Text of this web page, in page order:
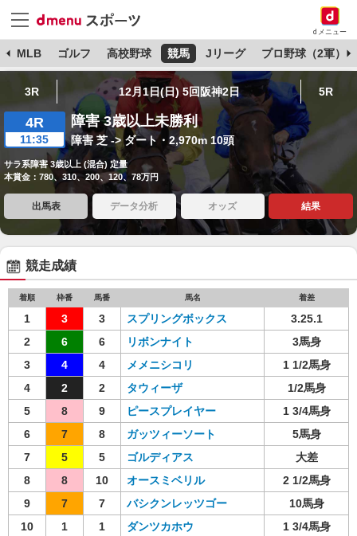
dメニュー
MLB ゴルフ 高校野球 競馬 Jリーグ プロ野球（2軍）
3R 12月1日(日) 5回阪神2日 5R
4R
11:35
障害 3歳以上未勝利
障害 芝 -> ダート・2,970m 10頭
サラ系障害 3歳以上 (混合) 定量
本賞金：780、310、200、120、78万円
出馬表 データ分析 オッズ 結果
競走成績
着順 枠番 馬番 馬名 着差
1 3 3 スプリングボックス
3.25.1
2
6 6 リボンナイト
3馬身
3
4 4 メメニシコリ
1 1/2馬身
4
2 2 タウィーザ
1/2馬身
5
8 9 ピースプレイヤー
1 3/4馬身
6
7 8 ガッツィーソート
5馬身
7
5 5 ゴルディアス
大差
8
8 10 オースミベリル
2 1/2馬身
9
7 7 バシクンレッツゴー
10馬身
10
1 1 ダンツカホウ 1 3/4馬身